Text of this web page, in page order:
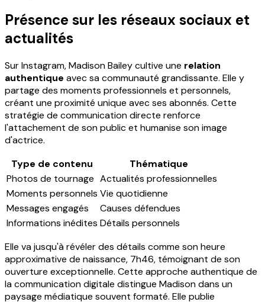
Présence sur les réseaux sociaux et
actualités
Sur Instagram, Madison Bailey cultive une relation
authentique avec sa communauté grandissante. Elle y
partage des moments professionnels et personnels,
créant une proximité unique avec ses abonnés. Cette
stratégie de communication directe renforce
l'attachement de son public et humanise son image
d'actrice.
Type de contenu
Thématique
Photos de tournage Actualités professionnelles
Moments personnels Vie quotidienne
Messages engagés
Causes défendues
Informations inédites Détails personnels
Elle va jusqu'à révéler des détails comme son heure
approximative de naissance, 7h46, témoignant de son
ouverture exceptionnelle. Cette approche authentique de
la communication digitale distingue Madison dans un
paysage médiatique souvent formaté. Elle publie